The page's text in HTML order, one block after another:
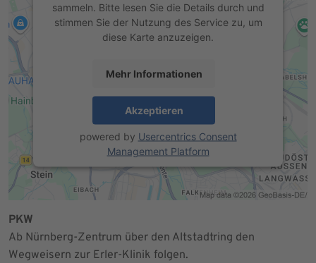
sammeln. Bitte lesen Sie die Details durch und
stimmen Sie der Nutzung des Service zu, um
diese Karte anzuzeigen.
Mehr Informationen
Akzeptieren
powered by Usercentrics Consent
Management Platform
PKW
Ab Nürnberg-Zentrum über den Altstadtring den
Wegweisern zur Erler-Klinik folgen.